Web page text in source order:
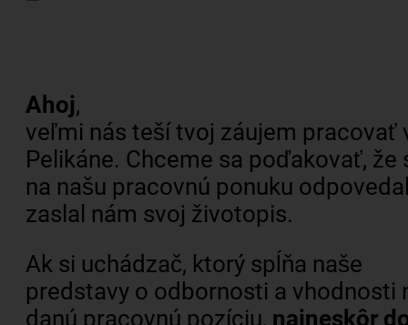
Ahoj,
veľmi nás teší tvoj záujem pracovať
Pelikáne. Chceme sa poďakovať, že
na našu pracovnú ponuku
zaslal nám svoj životopis.
Ak si uchádzač, ktorý spĺňa naše
predstavy o odbornosti a vhodnosti
danú pracovnú pozíciu, najneskôr